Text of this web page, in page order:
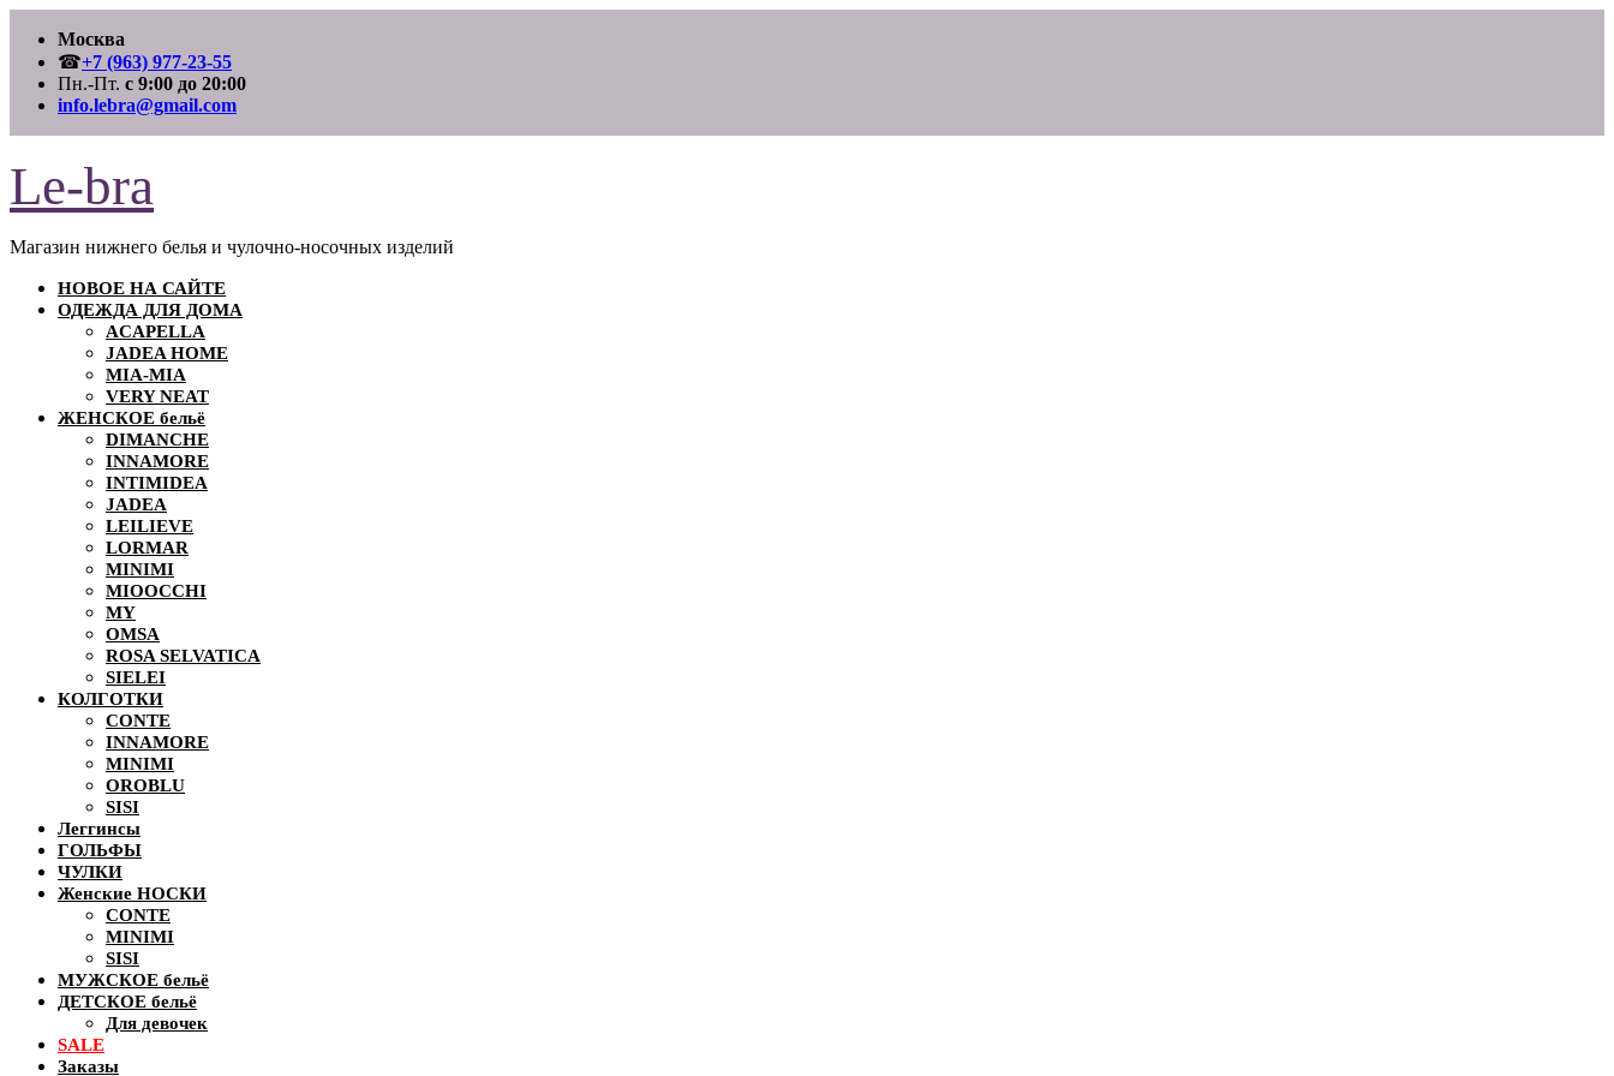
содержимому
Москва
☎+7 (963) 977-23-55
Пн.-Пт. с 9:00 до 20:00
info.lebra@gmail.com
Le-bra
Магазин нижнего белья и чулочно-носочных изделий
НОВОЕ НА САЙТЕ
ОДЕЖДА ДЛЯ ДОМА
ACAPELLA
JADEA HOME
MIA-MIA
VERY NEAT
ЖЕНСКОЕ бельё
DIMANCHE
INNAMORE
INTIMIDEA
JADEA
LEILIEVE
LORMAR
MINIMI
MIOOCCHI
MY
OMSA
ROSA SELVATICA
SIELEI
КОЛГОТКИ
CONTE
INNAMORE
MINIMI
OROBLU
SISI
Леггинсы
ГОЛЬФЫ
ЧУЛКИ
Женские НОСКИ
CONTE
MINIMI
SISI
МУЖСКОЕ бельё
ДЕТСКОЕ бельё
Для девочек
SALE
Заказы